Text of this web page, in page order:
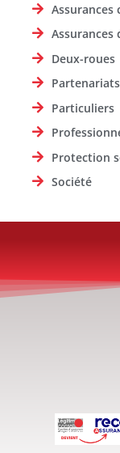
Assurances
Assurances
Deux-roues
Partenariats
Particuliers
Protection
Société